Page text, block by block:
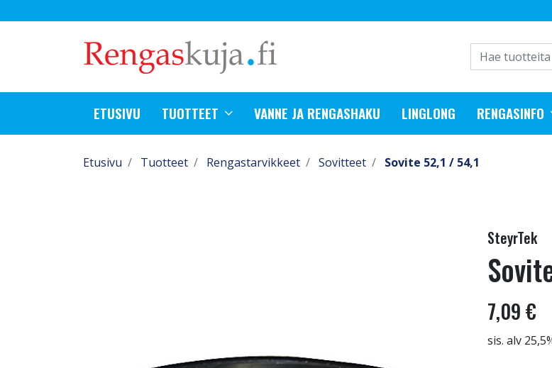
ETUSIVU TUOTTEET VANNE JA RENGASHAKU LINGLONG RENGASINFO
Etusivu Tuotteet Rengastarvikkeet Sovitteet Sovite 52,1 / 54,1
SteyrTek
7,09 €
sis. alv